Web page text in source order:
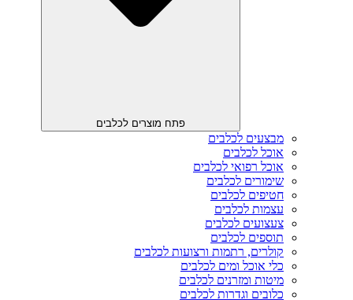
פתח מוצרים לכלבים
מבצעים לכלבים
אוכל לכלבים
אוכל רפואי לכלבים
שימורים לכלבים
חטיפים לכלבים
עצמות לכלבים
צעצועים לכלבים
תוספים לכלבים
קולרים, רתמות ורצועות לכלבים
כלי אוכל ומים לכלבים
מיטות ומזרנים לכלבים
כלובים וגדרות לכלבים